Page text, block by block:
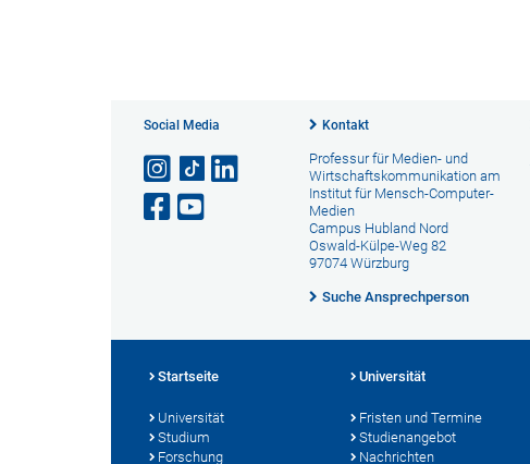
Social Media Kontakt
Professur für Medien- und
Wirtschaftskommunikation am
Institut für Mensch-Computer-
Medien
Campus Hubland Nord
Oswald-Külpe-Weg 82
97074 Würzburg
Suche Ansprechperson
Startseite
Universität
Studium
Forschung
Universität
Fristen und Termine
Studienangebot
Nachrichten